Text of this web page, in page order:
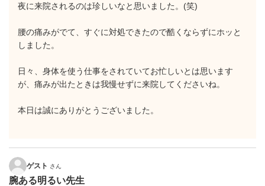
夜に来院されるのは珍しいなと思いました。(笑)
腰の痛みがでて、すぐに対処できたので酷くならずにホッと
しました。
日々、身体を使う仕事をされていてお忙しいとは思います
が、痛みが出たときは我慢せずに来院してくださいね。
本日は誠にありがとうございました。
ゲスト さん
腕ある明るい先生